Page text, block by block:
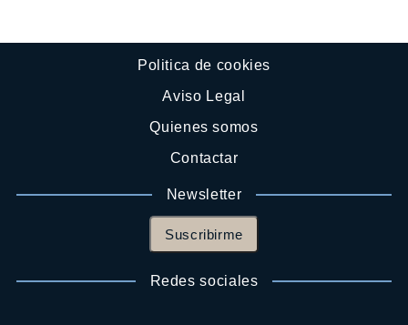
Politica de cookies
Aviso Legal
Quienes somos
Contactar
Newsletter
Suscribirme
Redes sociales